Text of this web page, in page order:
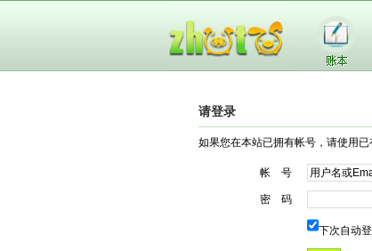
请登录
如果您在本站已拥有帐号，请使用
帐 号
密 码
下次自动